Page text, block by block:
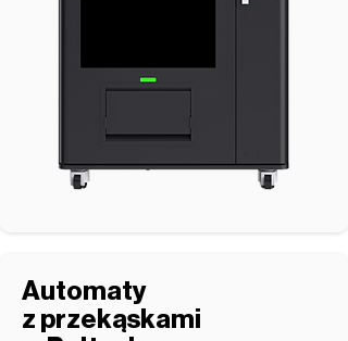
Automaty
z przekąskami